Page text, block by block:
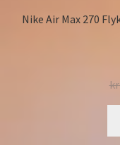
Nike Air Max 270
kr